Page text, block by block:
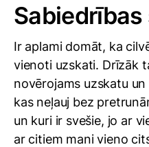
Ir aplami domāt, ka
vienoti uzskati. Drīzāk
novērojams uzskatu
kas neļauj bez
un kuri ir svešie, jo ar
ar citiem mani vieno